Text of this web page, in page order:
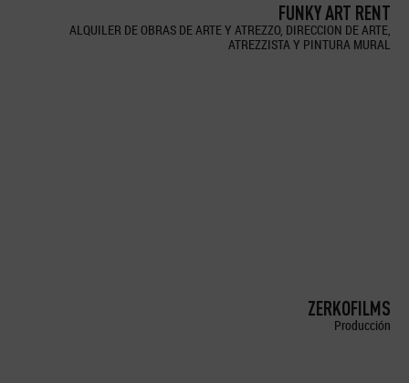
FUNKY ART RENT
ALQUILER DE OBRAS DE ARTE Y ATREZZO, DIRECCION DE ARTE,
ATREZZISTA Y PINTURA MURAL
ZERKOFILMS
Producción